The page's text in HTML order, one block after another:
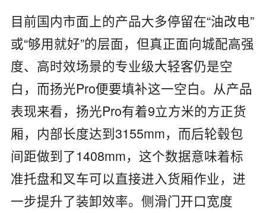
目前国内市面上的产品大多停留在“油改电”
或“够用就好”的层面，但真正面向城配高强
度、高时效场景的专业级大轻客仍是空
白，而扬光Pro便要填补这一空白。从产品
表现来看，扬光Pro有着9立方米的方正货
厢，内部长度达到3155mm，而后轮毂包
间距做到了1408mm，这个数据意味着标
准托盘和叉车可以直接进入货厢作业，进
一步提升了装卸效率。侧滑门开口宽度